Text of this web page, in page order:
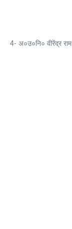
4- अ०उ०नि० वीरेंद्र राम